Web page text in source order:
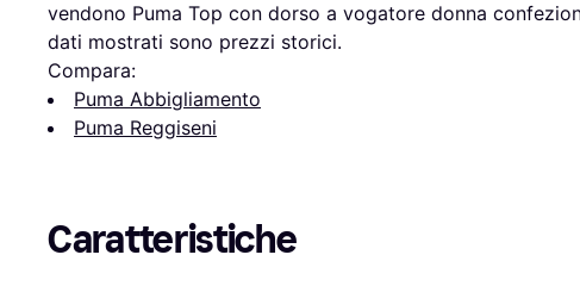
vendono Puma Top con dorso a vogatore donna
dati mostrati sono prezzi storici.
Compara:
Puma Abbigliamento
Puma Reggiseni
Caratteristiche